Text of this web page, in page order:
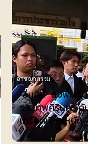
"อนุทิน" ลงพื้นที่
ร.ร.เทพศิรินทร์ ดั
เครียดเรียนหนัก
อาชญากรรม